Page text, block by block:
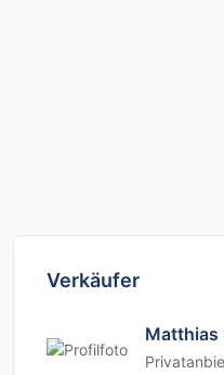
Verkäufer
Matthias